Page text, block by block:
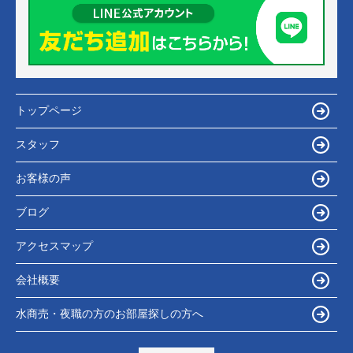
トップページ
スタッフ
お客様の声
ブログ
アクセスマップ
会社概要
水商売・夜職の方のお部屋探しの方へ